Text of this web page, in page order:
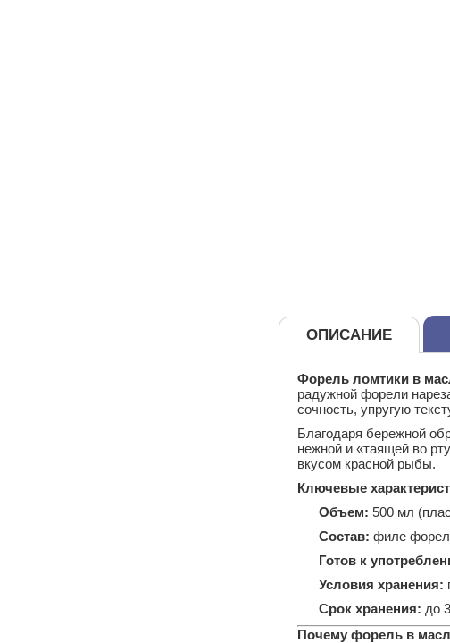
ОПИСАНИЕ
Форель ломтики в
радужной форели
сочность, упругую
Благодаря бережной
нежной и «таящей во
вкусом красной рыбы.
Ключевые
Объем: 500 мл
Состав: филе
Готов к
Условия хранения:
Срок хранения: до
Почему форель в